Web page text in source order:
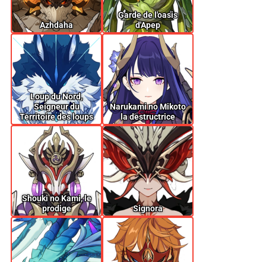
Azhdaha
Garde de l'oasis
d'Apep
Loup du Nord,
Seigneur du
Territoire des loups
Narukami no Mikoto
la destructrice
Shouki no Kami, le
prodige
Signora